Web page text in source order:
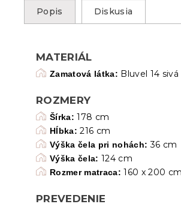
Popis Diskusia
MATERIÁL
Zamatová látka: Bluvel 14 sivá
ROZMERY
Šírka: 178 cm
Hĺbka: 216 cm
Výška čela pri nohách: 36 cm
Výška čela: 124 cm
Rozmer matraca: 160 x 200 cm
PREVEDENIE